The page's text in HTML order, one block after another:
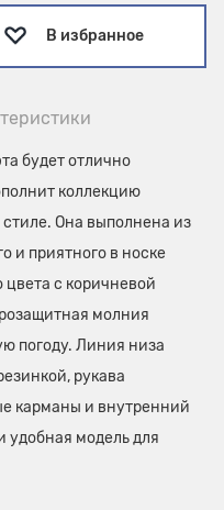
В избранное
будет отлично
коллекцию
Она выполнена из
и приятного в носке
с коричневой
молния
погоду. Линия низа
рукава
карманы и внутренний
удобная модель для